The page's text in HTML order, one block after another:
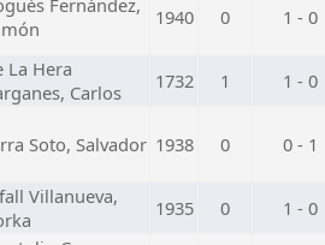
Fernández,
1940 0 1 - 0
La Hera
Carlos
1732 1 1 - 0
Soto, Salvador 1938 0 0 - 1
Villanueva,
1935 0 1 - 0